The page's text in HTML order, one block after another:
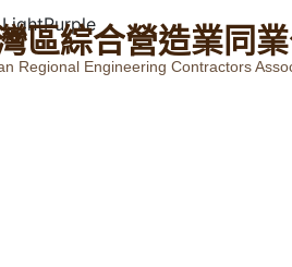
區綜合營造業同業
Regional Engineering Contractors